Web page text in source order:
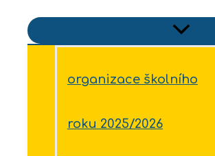
organizace školního
roku 2025/2026